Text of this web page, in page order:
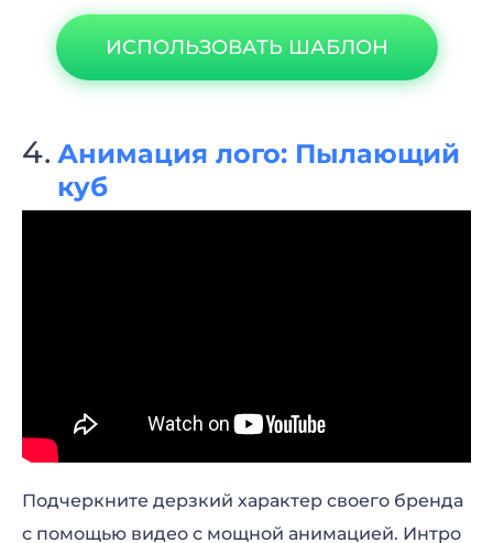
ИСПОЛЬЗОВАТЬ ШАБЛОН
Анимация лого: Пылающий
куб
Подчеркните дерзкий характер своего бренда
с помощью видео с мощной анимацией. Интро